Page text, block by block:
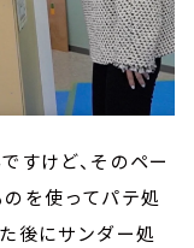
すけど、そのペー
を使ってパテ処
後にサンダー処